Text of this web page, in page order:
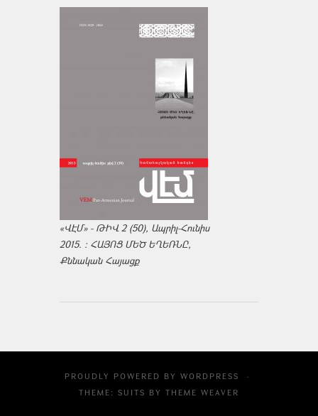
«ՎԷՄ» - ԹԻՎ 2 (50), Ապրիլ-Հունիս
2015. : ՀԱՅՈՑ ՄԵԾ ԵՂԵՌՆԸ,
Քննական Հայացք
PROUDLY POWERED BY WORDPRESS
·
THEME: SUITS BY THEME WEAVER